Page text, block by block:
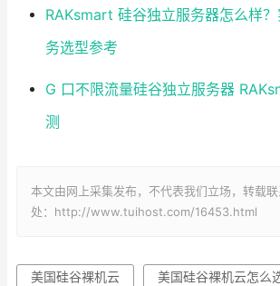
RAKsmart 硅谷独立服务器怎么样
务选型参考
G 口不限流量硅谷独立服务器
测
本文由网上采集发布，不代表我们立场，转载
处：http://www.tuihost.com/16453.html
美国硅谷裸机云 美国硅谷裸机云怎么